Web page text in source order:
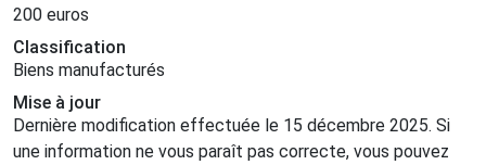
200 euros
Classification
Biens manufacturés
Mise à jour
Dernière modification effectuée le 15 décembre 2025. Si
une information ne vous paraît pas correcte, vous pouvez